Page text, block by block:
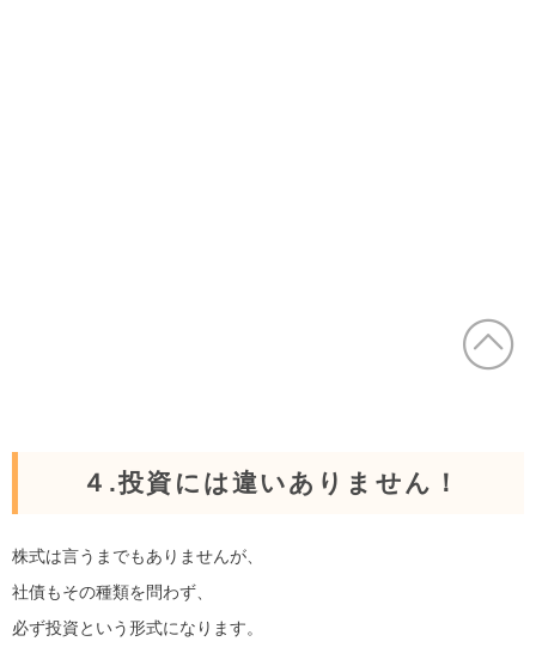
４.投資には違いありません！
株式は言うまでもありませんが、
社債もその種類を問わず、
必ず投資という形式になります。